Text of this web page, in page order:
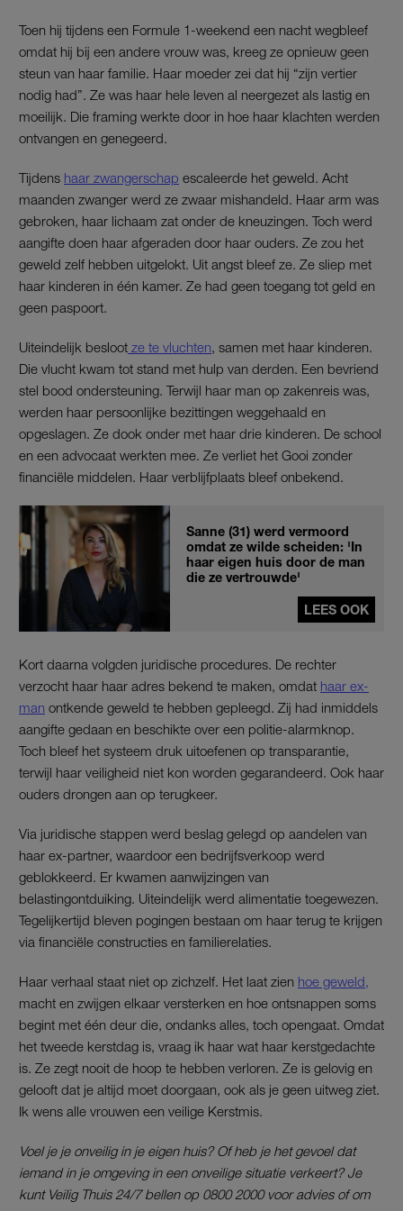
Toen hij tijdens een Formule 1-weekend een nacht wegbleef
omdat hij bij een andere vrouw was, kreeg ze opnieuw geen
steun van haar familie. Haar moeder zei dat hij “zijn vertier
nodig had”. Ze was haar hele leven al neergezet als lastig en
moeilijk. Die framing werkte door in hoe haar klachten werden
ontvangen en genegeerd.
Tijdens haar zwangerschap escaleerde het geweld. Acht
maanden zwanger werd ze zwaar mishandeld. Haar arm was
gebroken, haar lichaam zat onder de kneuzingen. Toch werd
aangifte doen haar afgeraden door haar ouders. Ze zou het
geweld zelf hebben uitgelokt. Uit angst bleef ze. Ze sliep met
haar kinderen in één kamer. Ze had geen toegang tot geld en
geen paspoort.
Uiteindelijk besloot ze te vluchten, samen met haar kinderen.
Die vlucht kwam tot stand met hulp van derden. Een bevriend
stel bood ondersteuning. Terwijl haar man op zakenreis was,
werden haar persoonlijke bezittingen weggehaald en
opgeslagen. Ze dook onder met haar drie kinderen. De school
en een advocaat werkten mee. Ze verliet het Gooi zonder
financiële middelen. Haar verblijfplaats bleef onbekend.
Sanne (31) werd vermoord
omdat ze wilde scheiden: 'In
haar eigen huis door de man
die ze vertrouwde'
LEES OOK
Kort daarna volgden juridische procedures. De rechter
verzocht haar haar adres bekend te maken, omdat haar ex-
man ontkende geweld te hebben gepleegd. Zij had inmiddels
aangifte gedaan en beschikte over een politie-alarmknop.
Toch bleef het systeem druk uitoefenen op transparantie,
terwijl haar veiligheid niet kon worden gegarandeerd. Ook haar
ouders drongen aan op terugkeer.
Via juridische stappen werd beslag gelegd op aandelen van
haar ex-partner, waardoor een bedrijfsverkoop werd
geblokkeerd. Er kwamen aanwijzingen van
belastingontduiking. Uiteindelijk werd alimentatie toegewezen.
Tegelijkertijd bleven pogingen bestaan om haar terug te krijgen
via financiële constructies en familierelaties.
Haar verhaal staat niet op zichzelf. Het laat zien hoe geweld,
macht en zwijgen elkaar versterken en hoe ontsnappen soms
begint met één deur die, ondanks alles, toch opengaat. Omdat
het tweede kerstdag is, vraag ik haar wat haar kerstgedachte
is. Ze zegt nooit de hoop te hebben verloren. Ze is gelovig en
gelooft dat je altijd moet doorgaan, ook als je geen uitweg ziet.
Ik wens alle vrouwen een veilige Kerstmis.
Voel je je onveilig in je eigen huis? Of heb je het gevoel dat
iemand in je omgeving in een onveilige situatie verkeert? Je
kunt Veilig Thuis 24/7 bellen op 0800 2000 voor advies of om